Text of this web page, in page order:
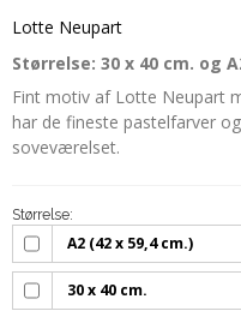
Lotte Neupart
Størrelse: 30 x 40 cm. og
Fint motiv af Lotte Neupart
har de fineste pastelfarver
soveværelset.
Størrelse:
A2 (42 x 59,4 cm.)
30 x 40 cm.